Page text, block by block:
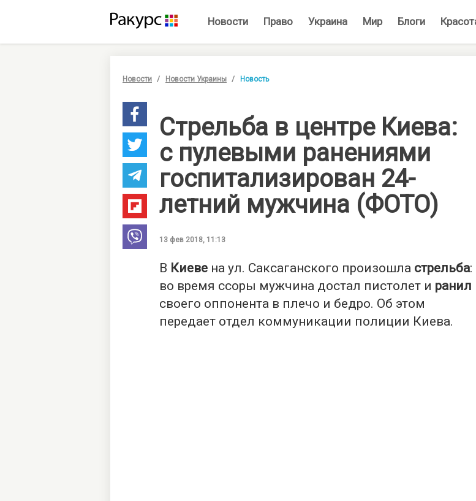
Новости Право Украина Мир Блоги
Новости Новости Украины Новость
Стрельба в центре Киева:
с пулевыми ранениями
госпитализирован 24-
летний мужчина (ФОТО)
13 фев 2018, 11:13
В Киеве на ул. Саксаганского произошла стрельба:
во время ссоры мужчина достал пистолет и ранил
своего оппонента в плечо и бедро. Об этом
передает отдел коммуникации полиции Киева.